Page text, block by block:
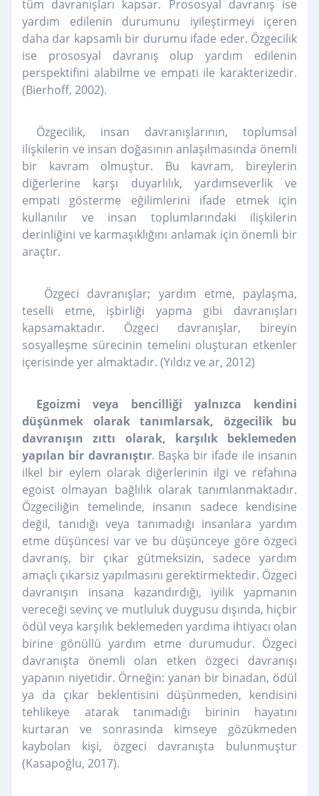
tüm davranışları kapsar. Prososyal davranış ise
yardım edilenin durumunu iyileştirmeyi içeren
daha dar kapsamlı bir durumu ifade eder. Özgecilik
ise prososyal davranış olup yardım edilenin
perspektifini alabilme ve empati ile karakterizedir.
(Bierhoff, 2002).
Özgecilik, insan davranışlarının, toplumsal
ilişkilerin ve insan doğasının anlaşılmasında önemli
bir kavram olmuştur. Bu kavram, bireylerin
diğerlerine karşı duyarlılık, yardımseverlik ve
empati gösterme eğilimlerini ifade etmek için
kullanılır ve insan toplumlarındaki ilişkilerin
derinliğini ve karmaşıklığını anlamak için önemli bir
araçtır.
Özgeci davranışlar; yardım etme, paylaşma,
teselli etme, işbirliği yapma gibi davranışları
kapsamaktadır. Özgeci davranışlar, bireyin
sosyalleşme sürecinin temelini oluşturan etkenler
içerisinde yer almaktadır. (Yıldız ve ar, 2012)
Egoizmi veya bencilliği yalnızca kendini
düşünmek olarak tanımlarsak, özgecilik bu
davranışın zıttı olarak, karşılık beklemeden
yapılan bir davranıştır. Başka bir ifade ile insanın
ilkel bir eylem olarak diğerlerinin ilgi ve refahına
egoist olmayan bağlılık olarak tanımlanmaktadır.
Özgeciliğin temelinde, insanın sadece kendisine
değil, tanıdığı veya tanımadığı insanlara yardım
etme düşüncesi var ve bu düşünceye göre özgeci
davranış, bir çıkar gütmeksizin, sadece yardım
amaçlı çıkarsız yapılmasını gerektirmektedir. Özgeci
davranışın insana kazandırdığı, iyilik yapmanın
vereceği sevinç ve mutluluk duygusu dışında, hiçbir
ödül veya karşılık beklemeden yardıma ihtiyacı olan
birine gönüllü yardım etme durumudur. Özgeci
davranışta önemli olan etken özgeci davranışı
yapanın niyetidir. Örneğin: yanan bir binadan, ödül
ya da çıkar beklentisini düşünmeden, kendisini
tehlikeye atarak tanımadığı birinin hayatını
kurtaran ve sonrasında kimseye gözükmeden
kaybolan kişi, özgeci davranışta bulunmuştur
(Kasapoğlu, 2017).